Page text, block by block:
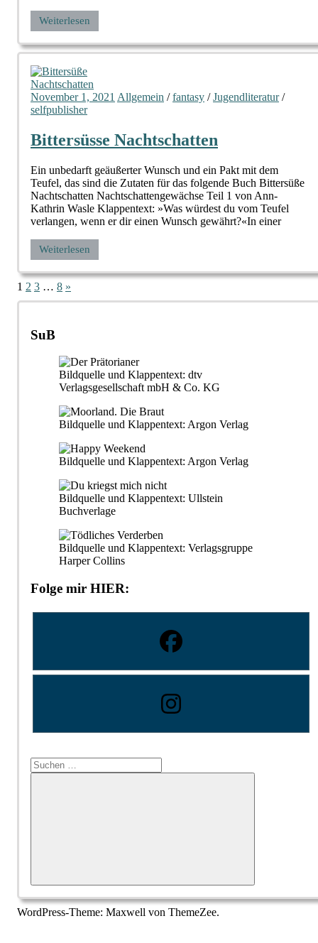
Weiterlesen
November 1, 2021 Allgemein /fantasy /Jugendliteratur/
selfpublisher
Bittersüsse Nachtschatten
Ein unbedarft geäußerter Wunsch und ein Pakt mit dem
Teufel, das sind die Zutaten für das folgende Buch Bittersüße
Nachtschatten Nachtschattengewächse Teil 1 von Ann-
Kathrin Wasle Klappentext: »Was würdest du vom Teufel
verlangen, wenn er dir einen Wunsch gewährt?«In einer
Weiterlesen
Seitennummerierung
der
Beiträge
1 2 3 … 8 Nächste
Beiträge
»
SuB
Bildquelle und Klappentext: dtv
Verlagsgesellschaft mbH & Co. KG
Bildquelle und Klappentext: Argon Verlag
Bildquelle und Klappentext: Argon Verlag
Bildquelle und Klappentext: Ullstein
Buchverlage
Bildquelle und Klappentext: Verlagsgruppe
Harper Collins
Folge mir HIER:
Suchen
nach:
Suchen
WordPress-Theme: Maxwell von ThemeZee.